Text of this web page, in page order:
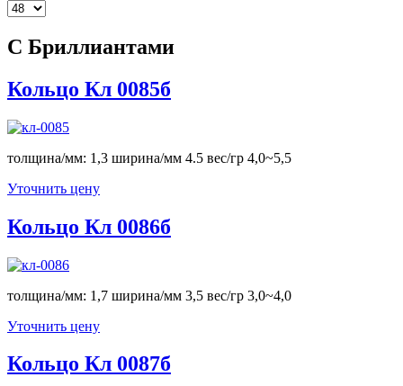
С Бриллиантами
Кольцо Кл 0085б
толщина/мм: 1,3 ширина/мм 4.5 вес/гр 4,0~5,5
Уточнить цену
Кольцо Кл 0086б
толщина/мм: 1,7 ширина/мм 3,5 вес/гр 3,0~4,0
Уточнить цену
Кольцо Кл 0087б